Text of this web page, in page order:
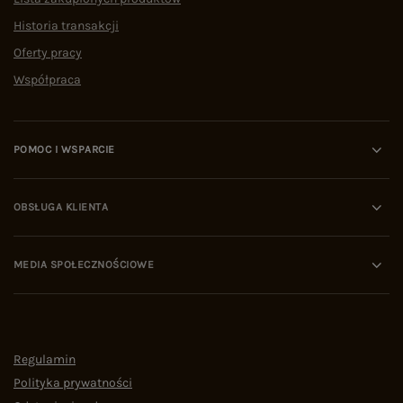
Historia transakcji
Oferty pracy
Współpraca
POMOC I WSPARCIE
OBSŁUGA KLIENTA
MEDIA SPOŁECZNOŚCIOWE
Regulamin
Polityka prywatności